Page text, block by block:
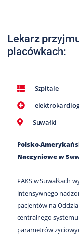
Galeria
801
302
Lekarz
placówkach:
Szpitale
Suwałki
Polsko-
Naczyniowe w
PAKS w Suwałkach
intensywnego
pacjentów na
centralnego
parametrów